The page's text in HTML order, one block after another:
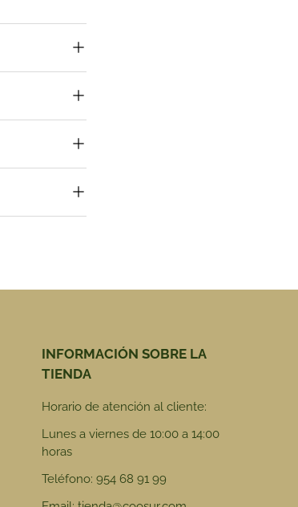
INFORMACIÓN SOBRE LA
TIENDA
Horario de atención al cliente:
Lunes a viernes de 10:00 a 14:00
horas
Teléfono: 954 68 91 99